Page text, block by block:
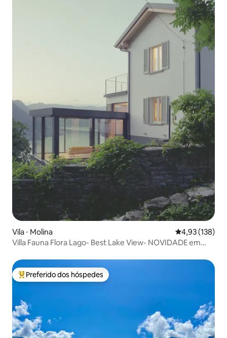
Vila ⋅ Molina 4,93 de uma
4,93 (138)
Villa Fauna Flora Lago- Best Lake View- NOVIDADE em
Entre os melhores preferidos dos hóspedes
Preferido dos hóspedes